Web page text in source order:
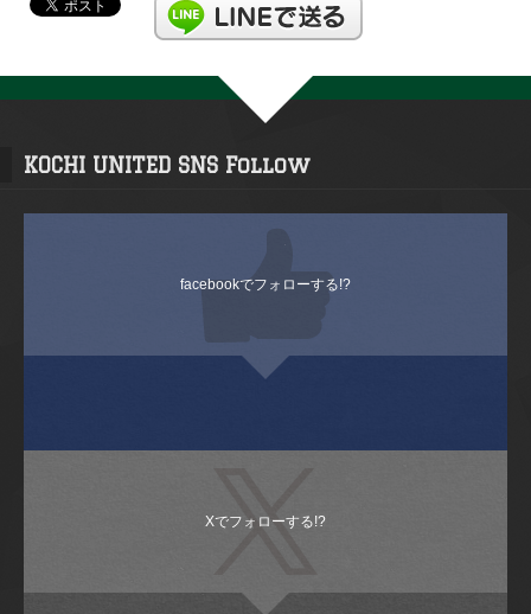
KOCHI UNITED SNS Follow
facebookでフォローする!?
Xでフォローする!?